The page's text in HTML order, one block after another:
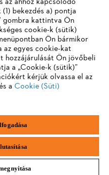
Cookie tájékoztató
NICHT
noch nicht unterstützen. Für
empfehlen wir Ihnen, zu
wechseln:
Chrome
bekezdés a) pontja
gombra kattintva Ön
cookie-k (sütik)
Ön bármikor
egyes cookie-kat
hozzájárulását Ön jövőbeli
a „Cookie-k (sütik)”
kérjük olvassa el az
a Cookie (Süti)